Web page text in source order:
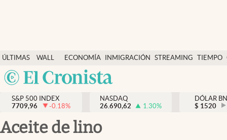
ÚLTIMAS
NOTICIAS
WALL
STREET
Y
DÓLAR
ECONOMÍA INMIGRACIÓN STREAMING TIEMPO
México
Finanzas y economía
Wall Street y dólar
Inmigración
Tiempo
S&P 500 INDEX
7709,96
-0.18%
NASDAQ
26.690,62
1.30%
DÓLAR
$ 1520
Aceite de lino